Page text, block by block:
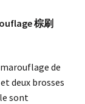
棕刷
de
deux brosses
sont